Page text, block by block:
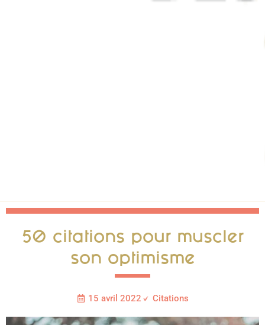
50 citations pour muscler
son optimisme
15 avril 2022 Citations